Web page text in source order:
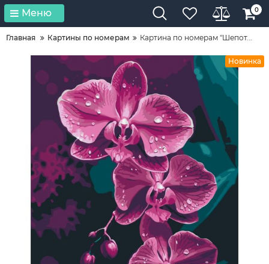
Меню 0
Главная Картины по номерам Картина по номерам "Шепот...
Новинка